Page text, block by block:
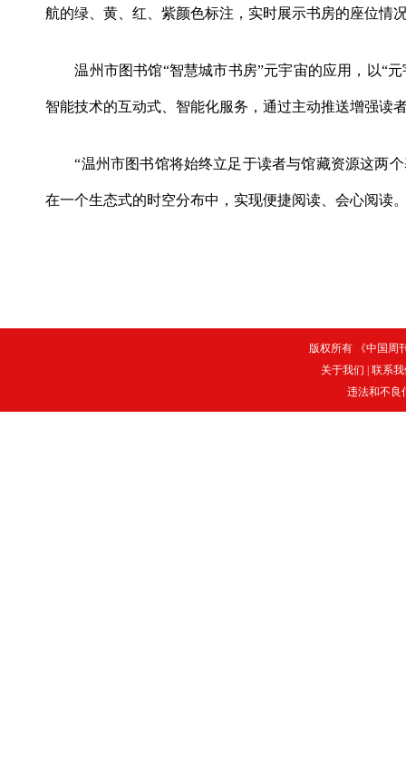
航的绿、黄、红、紫颜色标注，实时展示书房的座位情
温州市图书馆“智慧城市书房”元宇宙的应用，以“元
智能技术的互动式、智能化服务，通过主动推送增强读
“温州市图书馆将始终立足于读者与馆藏资源这两个
在一个生态式的时空分布中，实现便捷阅读、会心阅读
版权所有 《中国周
关于我们
联系
违法和不良